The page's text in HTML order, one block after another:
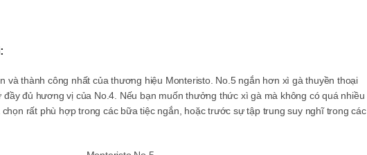
và thành công nhất của thương hiệu Monteristo. No.5 ngắn hơn xì gà thuyền thoại
đầy đủ hương vị của No.4. Nếu bạn muốn thưởng thức xì gà mà không có quá nhiều
rất phù hợp trong các bữa tiệc ngắn, hoặc trước sự tập trung suy nghĩ trong các